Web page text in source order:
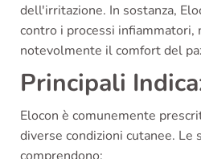
dell'irritazione. In sostanza,
contro i processi infiammatori,
notevolmente il comfort del
Principali
Elocon è comunemente
diverse condizioni cutanee. Le
comprendono: